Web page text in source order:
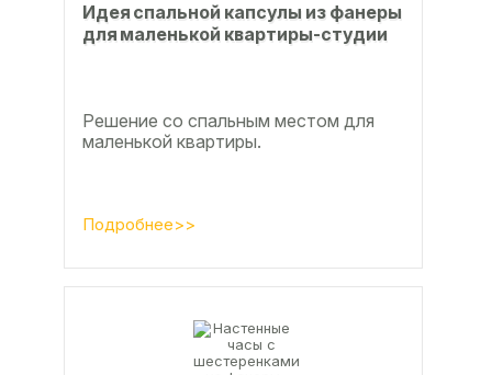
Идея спальной капсулы из фанеры
для маленькой квартиры-студии
Решение со спальным местом для
маленькой квартиры.
Подробнее>>